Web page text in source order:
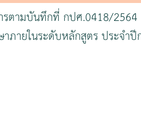
รตามบันทึกที่ กปศ.0418/
าภายในระดับหลักสูตร ประจำ